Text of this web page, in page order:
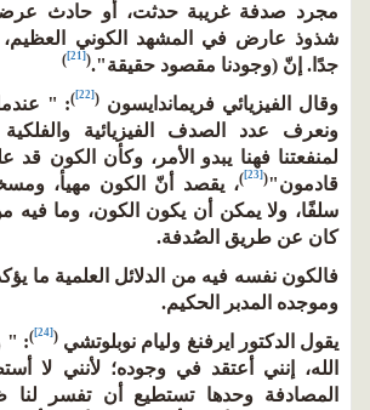
مجرد صدفة غريبة حدثت، أو حادث
شذوذ عارض في المشهد الكوني
جدًا. إنّ (وجودنا مقصود حقيقة".(
[21]
)
وقال الفيزيائي فريماندايسون (
[22]
)
: "
ونعرف عدد الصدف الفيزيائية
لمنفعتنا فهنا يبدو الأمر، وكأن الكون قد
قادمون"(
[23]
)، يقصد أنّ الكون مهيأ،
سلفًا، ولا يمكن أن يكون الكون، وما فيه
كان عن طريق الصُدفة.
فالكون نفسه فيه من الدلائل العلمية ما
وموجده المدبر الحكيم.
يقول الدكتور ايرفنغ وليام نوبلوتشي(
[24]
)
: "
الله، إنني أعتقد في وجوده؛ لأنني لا
المصادفة وحدها تستطيع أن تفسر لنا